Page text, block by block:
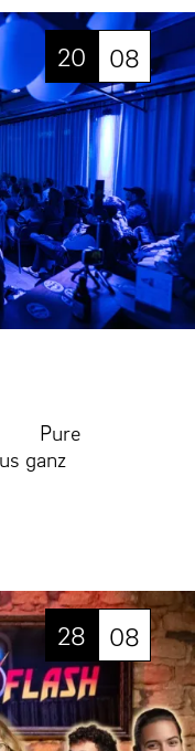
20 08
Pure
ganz
28 08